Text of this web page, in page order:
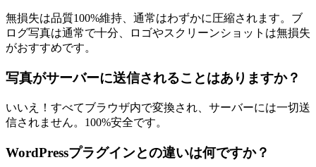
無損失は品質100%維持、通常はわずかに圧縮されます。ブ
ログ写真は通常で十分、ロゴやスクリーンショットは無損失
がおすすめです。
写真がサーバーに送信されることはありますか？
いいえ！すべてブラウザ内で変換され、サーバーには一切送
信されません。100%安全です。
WordPressプラグインとの違いは何ですか？